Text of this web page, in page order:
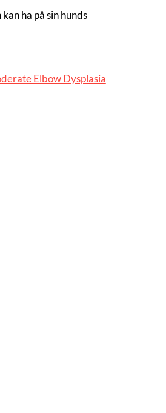
ha på sin hunds
Elbow Dysplasia